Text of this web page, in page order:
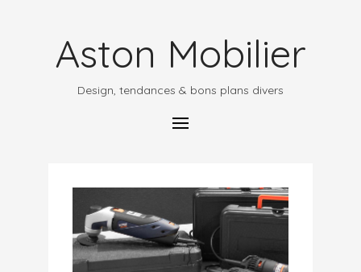
Aston Mobilier
Design, tendances & bons plans divers